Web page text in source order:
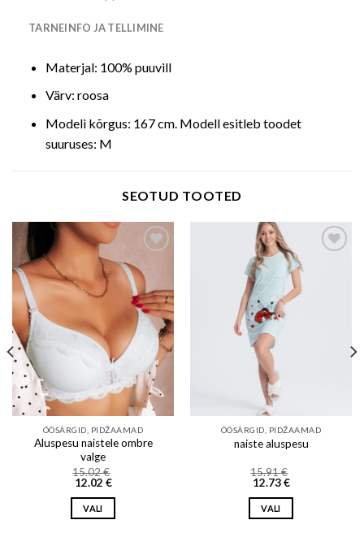
TARNEINFO JA TELLIMINE
Materjal: 100% puuvill
Värv: roosa
Modeli kõrgus: 167 cm. Modell esitleb toodet
suuruses: M
SEOTUD TOOTED
Add to wishlist
ÖÖSÄRGID, PIDŽAAMAD
Aluspesu naistele ombre
valge
15.02€
12.02 €
VALI
Add to wishlist
ÖÖSÄRGID, PIDŽAAMAD
naiste aluspesu
15.91€
12.73€
VALI